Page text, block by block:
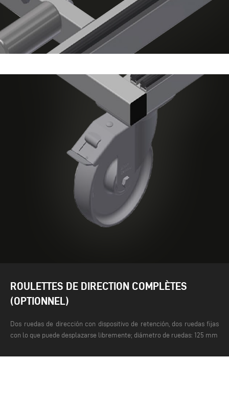
ROULETTES DE DIRECTION COMPLÈTES
(OPTIONNEL)
Dos ruedas de dirección con dispositivo de retención, dos ruedas fijas
con lo que puede desplazarse libremente; diámetro de ruedas: 125 mm